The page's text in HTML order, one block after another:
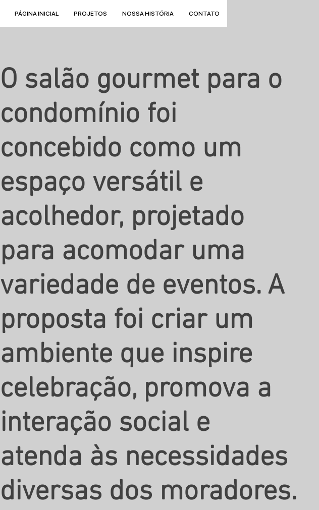
PÁGINA INICIAL PROJETOS NOSSA HISTÓRIA CONTATO
O salão gourmet para o
condomínio foi
concebido como um
espaço versátil e
acolhedor, projetado
para acomodar uma
variedade de eventos. A
proposta foi criar um
ambiente que inspire
celebração, promova a
interação social e
atenda às necessidades
diversas dos moradores.